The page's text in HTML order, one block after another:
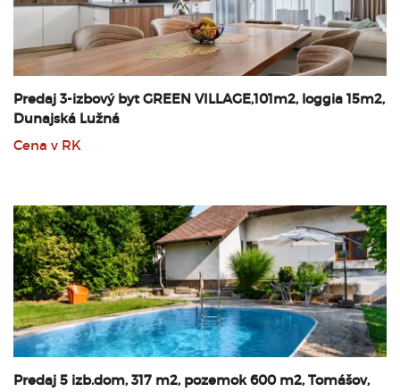
Predaj 3-izbový byt GREEN VILLAGE,101m2, loggia 15m2,
Dunajská Lužná
Cena v RK
Predaj 5 izb.dom, 317 m2, pozemok 600 m2, Tomášov,